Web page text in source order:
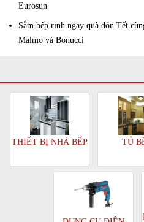
Eurosun
Sắm bếp rinh ngay quà đón Tết
Malmo và Bonucci
THIẾT BỊ NHÀ BẾP TỦ